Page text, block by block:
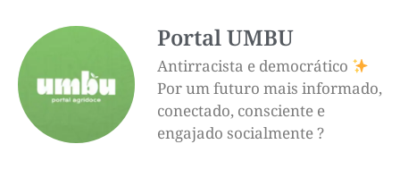
Portal UMBU
Antirracista e democrático
Por um futuro mais informado,
conectado, consciente e
engajado socialmente ?